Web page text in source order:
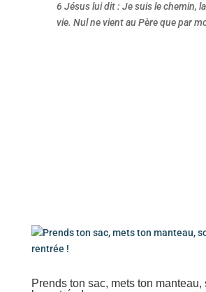
6 Jésus lui dit : Je suis le chemin,
vie. Nul ne vient au Père que par
Prends ton sac, mets ton manteau,